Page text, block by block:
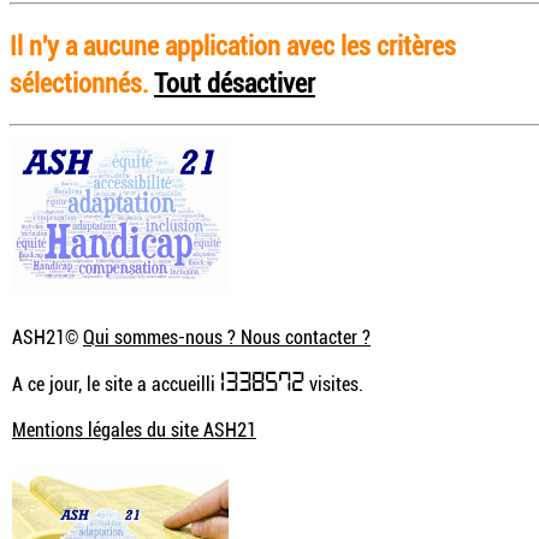
Il n'y a aucune application avec les critères
sélectionnés.Tout désactiver
ASH21©Qui sommes-nous ? Nous contacter ?
A ce jour, le site a accueilli 1338572visites.
Mentions légales du site ASH21